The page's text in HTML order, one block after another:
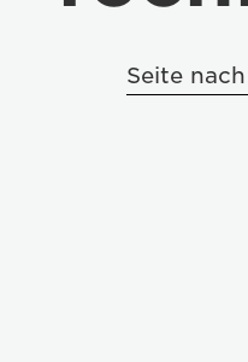
Seite